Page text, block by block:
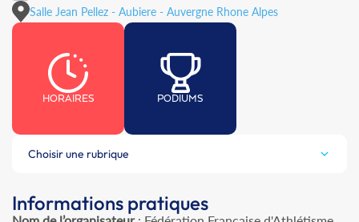
Salle Jean Pellez - Aubiere - Auvergne Rhone Alpes
HORAIRES PODIUMS
Choisir une rubrique
Informations pratiques